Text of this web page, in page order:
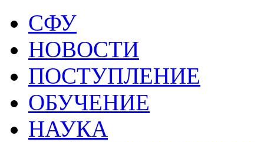
СФУ
НОВОСТИ
ПОСТУПЛЕНИЕ
ОБУЧЕНИЕ
НАУКА